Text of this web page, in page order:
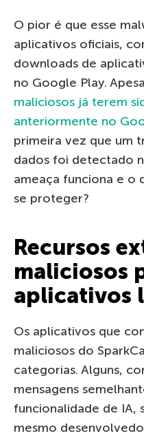
O pior é que esse
aplicativos oficiais,
downloads de
no Google Play.
maliciosos já terem
anteriormente no
primeira vez que um
dados foi detectado
ameaça funciona e o
se proteger?
Recursos
maliciosos
aplicativos
Os aplicativos que
maliciosos do
categorias. Alguns,
mensagens
funcionalidade de IA,
mesmo